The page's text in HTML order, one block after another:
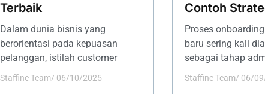
Terbaik
Dalam dunia bisnis yang
berorientasi pada kepuasan
pelanggan, istilah customer
Staffinc Team/ 06/10/2025
Contoh
Proses
baru sering kali
sebagai tahap
Staffinc Team/ 06/